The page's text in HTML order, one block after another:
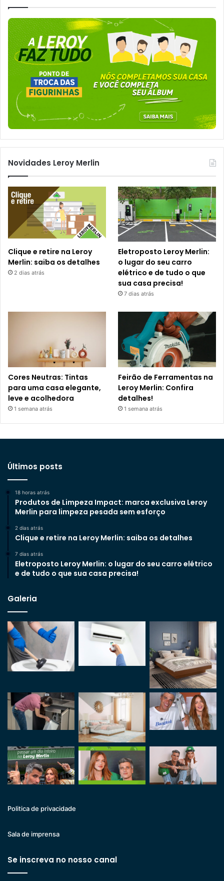
Novidades Leroy Merlin
Clique e retire na Leroy
Merlin: saiba os detalhes
2 dias atrás
Eletroposto Leroy Merlin:
o lugar do seu carro
elétrico e de tudo o que
sua casa precisa!
7 dias atrás
Cores Neutras: Tintas
para uma casa elegante,
leve e acolhedora
1 semana atrás
Feirão de Ferramentas na
Leroy Merlin: Confira
detalhes!
1 semana atrás
Últimos posts
18 horas atrás
Produtos de Limpeza Impact: marca exclusiva Leroy
Merlin para limpeza pesada sem esforço
2 dias atrás
Clique e retire na Leroy Merlin: saiba os detalhes
7 dias atrás
Eletroposto Leroy Merlin: o lugar do seu carro elétrico
e de tudo o que sua casa precisa!
Galeria
Politica de privacidade
Sala de imprensa
Se inscreva no nosso canal